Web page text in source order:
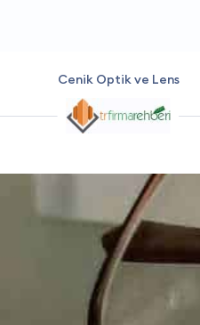
Cenik Optik ve Lens